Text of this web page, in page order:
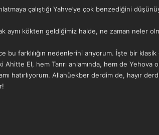
çalıştığı Yahve’ye çok benzediğini
aynı kökten geldiğimiz halde, ne zaman neler
bu farklılığın nedenlerini arıyorum. İşte bir klasik
El, hem Tanrı anlamında, hem de Yehova
hatırlıyorum. Allahüekber derdim de, hayır